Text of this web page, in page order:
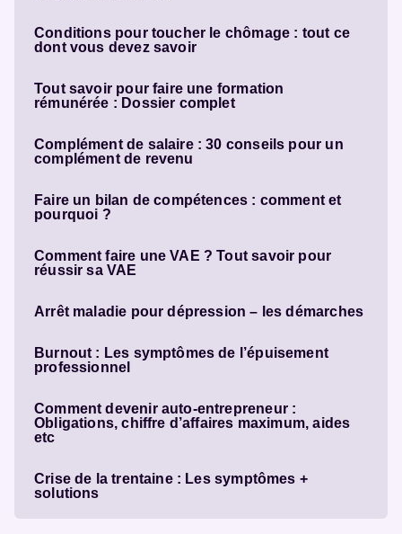
Conditions pour toucher le chômage : tout ce
dont vous devez savoir
Tout savoir pour faire une formation
rémunérée : Dossier complet
Complément de salaire : 30 conseils pour un
complément de revenu
Faire un bilan de compétences : comment et
pourquoi ?
Comment faire une VAE ? Tout savoir pour
réussir sa VAE
Arrêt maladie pour dépression – les démarches
Burnout : Les symptômes de l’épuisement
professionnel
Comment devenir auto-entrepreneur :
Obligations, chiffre d’affaires maximum, aides
etc
Crise de la trentaine : Les symptômes +
solutions